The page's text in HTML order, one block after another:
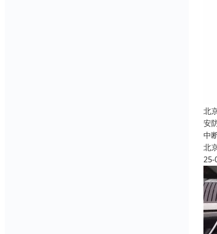
北
安
中
北
25-